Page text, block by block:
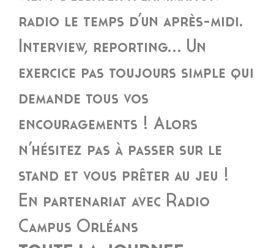
radio le temps d’un après-midi.
Interview, reporting… Un
exercice pas toujours simple qui
demande tous vos
encouragements ! Alors
n’hésitez pas à passer sur le
stand et vous prêter au jeu !
En partenariat avec Radio
Campus Orléans